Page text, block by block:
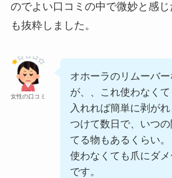
のでよい口コミの中で微妙と感じ
も抜粋しました。
女性の口コミ
オホーラのリムーバ
が、、これ使わなく
入れれば簡単に剥がれ
つけて数日で、いつ
てる物もあるくらい。
使わなくても爪にダ
です。